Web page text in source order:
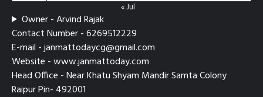
« Jul
Owner - Arvind Rajak
Contact Number - 6269512229
E-mail - janmattodaycg@gmail.com
Website - www.janmattoday.com
Head Office - Near Khatu Shyam Mandir Samta Colony
Raipur Pin- 492001